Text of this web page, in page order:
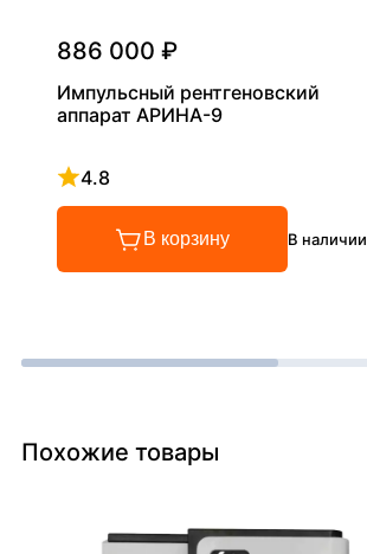
886 000 ₽
Импульсный рентгеновский
аппарат АРИНА-9
4.8
Рейтинг 4.8 из 5
В корзину В наличии
Похожие товары